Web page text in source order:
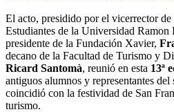
El acto, presidido por el vicerrector
Estudiantes de la Universidad Ramon
presidente de la Fundación Xavier,
decano de la Facultad de Turismo y
Ricard Santomà, reunió en esta 13ª
antiguos alumnos y representantes
coincidió con la festividad de San
turismo.